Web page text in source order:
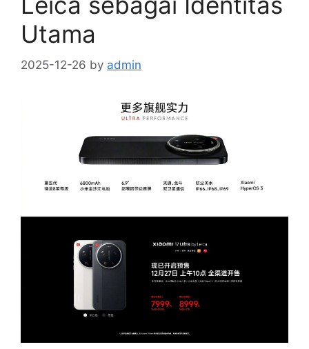
Utama
2025-12-26 by admin